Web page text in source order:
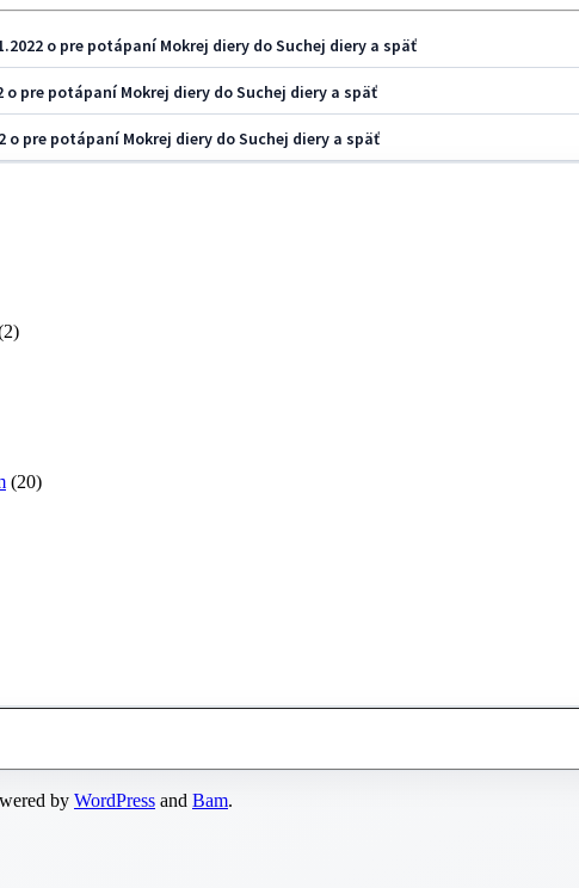
o pre potápaní Mokrej diery do Suchej diery a späť
o pre potápaní Mokrej diery do Suchej diery a späť
o pre potápaní Mokrej diery do Suchej diery a späť
(20)
by WordPress and Bam.